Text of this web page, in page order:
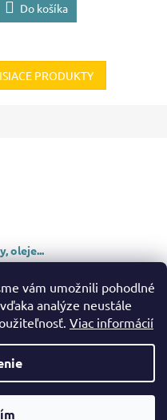
vám umožnili pohodlné
analýze neustále
Viac informácií
Do košíka
PRODUKTY
oleje...
práva vyhradené.